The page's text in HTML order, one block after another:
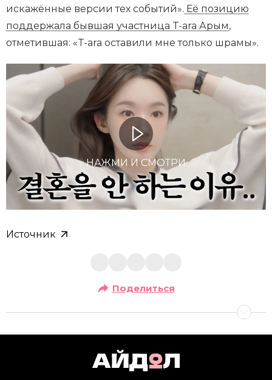
искажённые версии тех событий». Её позицию
поддержала бывшая участница T-ara Арым,
отметившая: «T-ara оставили мне только шрамы».
НАЖМИ И СМОТРИ
Источник
Поделиться